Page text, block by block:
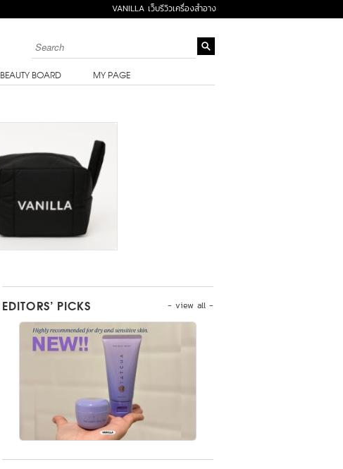
VANILLA เว็บรีวิวเครื่องสำอาง
BEAUTY BOARD MY PAGE
- view all -
EDITORS’ PICKS